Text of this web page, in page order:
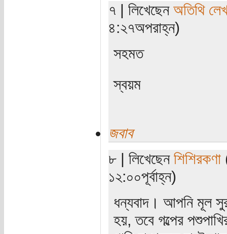
৭ | লিখেছেন অতিথি
৪:২৭অপরাহ্ন)
সহমত
স্বয়ম
জবাব
৮ | লিখেছেন শিশিরকণা
১২:০০পূর্বাহ্ন)
ধন্যবাদ। আপনি মূল
হয়, তবে গল্পের